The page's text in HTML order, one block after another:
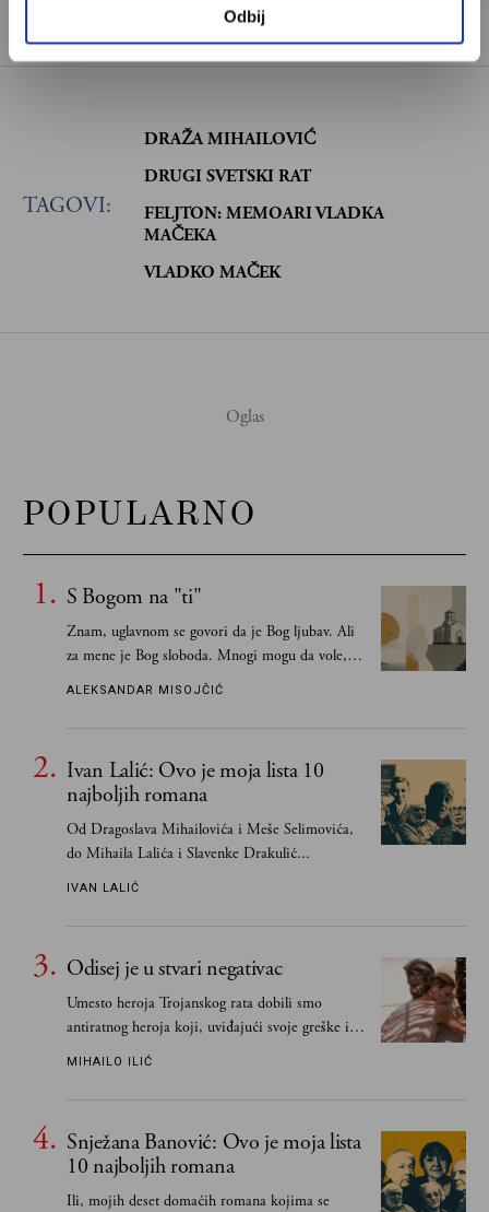
Odbij
je izvršni urednik Velikih priča
TAGOVI:
DRAŽA MIHAILOVIĆ
DRUGI SVETSKI RAT
FELJTON: MEMOARI VLADKA
MAČEKA
VLADKO MAČEK
POPULARNO
S Bogom na "ti"
Znam, uglavnom se govori da je Bog ljubav. Ali
za mene je Bog sloboda. Mnogi mogu da vole, a
tek retki mogu da podnesu slobodu
ALEKSANDAR MISOJČIĆ
Ivan Lalić: Ovo je moja lista 10
najboljih romana
Od Dragoslava Mihailovića i Meše Selimovića,
do Mihaila Lalića i Slavenke Drakulić...
IVAN LALIĆ
Odisej je u stvari negativac
Umesto heroja Trojanskog rata dobili smo
antiratnog heroja koji, uviđajući svoje greške i
učeći na njima, shvata da postoje stvari koje su
MIHAILO ILIĆ
Snježana Banović: Ovo je moja lista
10 najboljih romana
Ili, mojih deset domaćih romana kojima se